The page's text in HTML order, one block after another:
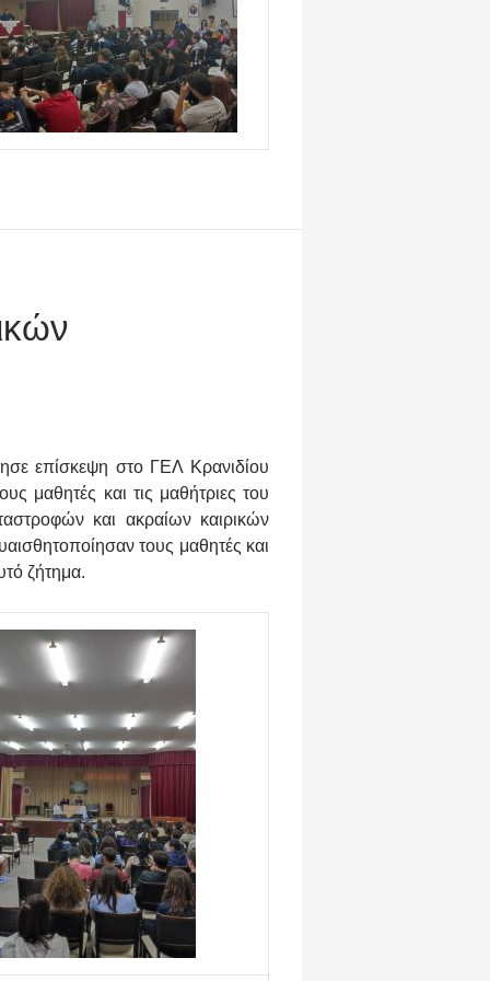
επίσκεψη στο ΓΕΛ Κρανιδίου
μαθητές και τις μαθήτριες του
και ακραίων καιρικών
τους μαθητές και
ζήτημα.